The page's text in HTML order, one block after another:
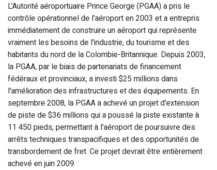
L'Autorité aéroportuaire Prince George (PGAA) a pris le
contrôle opérationnel de l'aéroport en 2003 et a entrepris
immédiatement de construire un aéroport qui représente
vraiment les besoins de l'industrie, du tourisme et des
habitants du nord de la Colombie-Britannique. Depuis 2003,
la PGAA, par le biais de partenariats de financement
fédéraux et provinciaux, a investi $25 millions dans
l'amélioration des infrastructures et des équipements. En
septembre 2008, la PGAA a achevé un projet d'extension
de piste de $36 millions qui a poussé la piste existante à
11 450 pieds, permettant à l'aéroport de poursuivre des
arrêts techniques transpacifiques et des opportunités de
transbordement de fret. Ce projet devrait être entièrement
achevé en juin 2009.